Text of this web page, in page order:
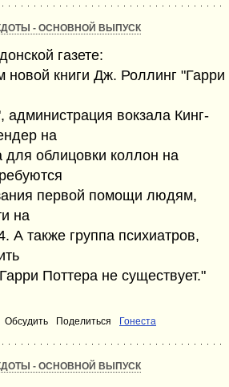
- ОСНОВНОЙ ВЫПУСК
газете:
новой книги Дж. Роллинг "Гарри
администрация вокзала Кинг-
на
для облицовки коллон на
первой помощи людям,
на
также группа психиатров,
Поттера не существует."
Обсудить Поделиться Гонеста
- ОСНОВНОЙ ВЫПУСК